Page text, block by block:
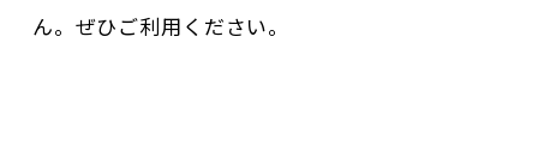
ん。ぜひご利用ください。